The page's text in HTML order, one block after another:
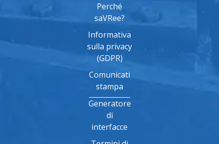
Perché
saVRee?
Informativa
sulla privacy
(GDPR)
Comunicati
stampa
Generatore
di
interfacce